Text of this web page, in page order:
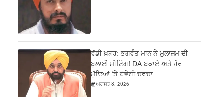
ਵੱਡੀ ਖ਼ਬਰ: ਭਗਵੰਤ ਮਾਨ ਨੇ ਮੁਲਾਜ਼ਮ ਦੀ
ਬੁਲਾਈ ਮੀਟਿੰਗ! DA ਬਕਾਏ ਅਤੇ ਹੋਰ
ਮੁੱਦਿਆਂ ‘ਤੇ ਹੋਵੇਗੀ ਚਰਚਾ
ਅਗਸਤ 8, 2026